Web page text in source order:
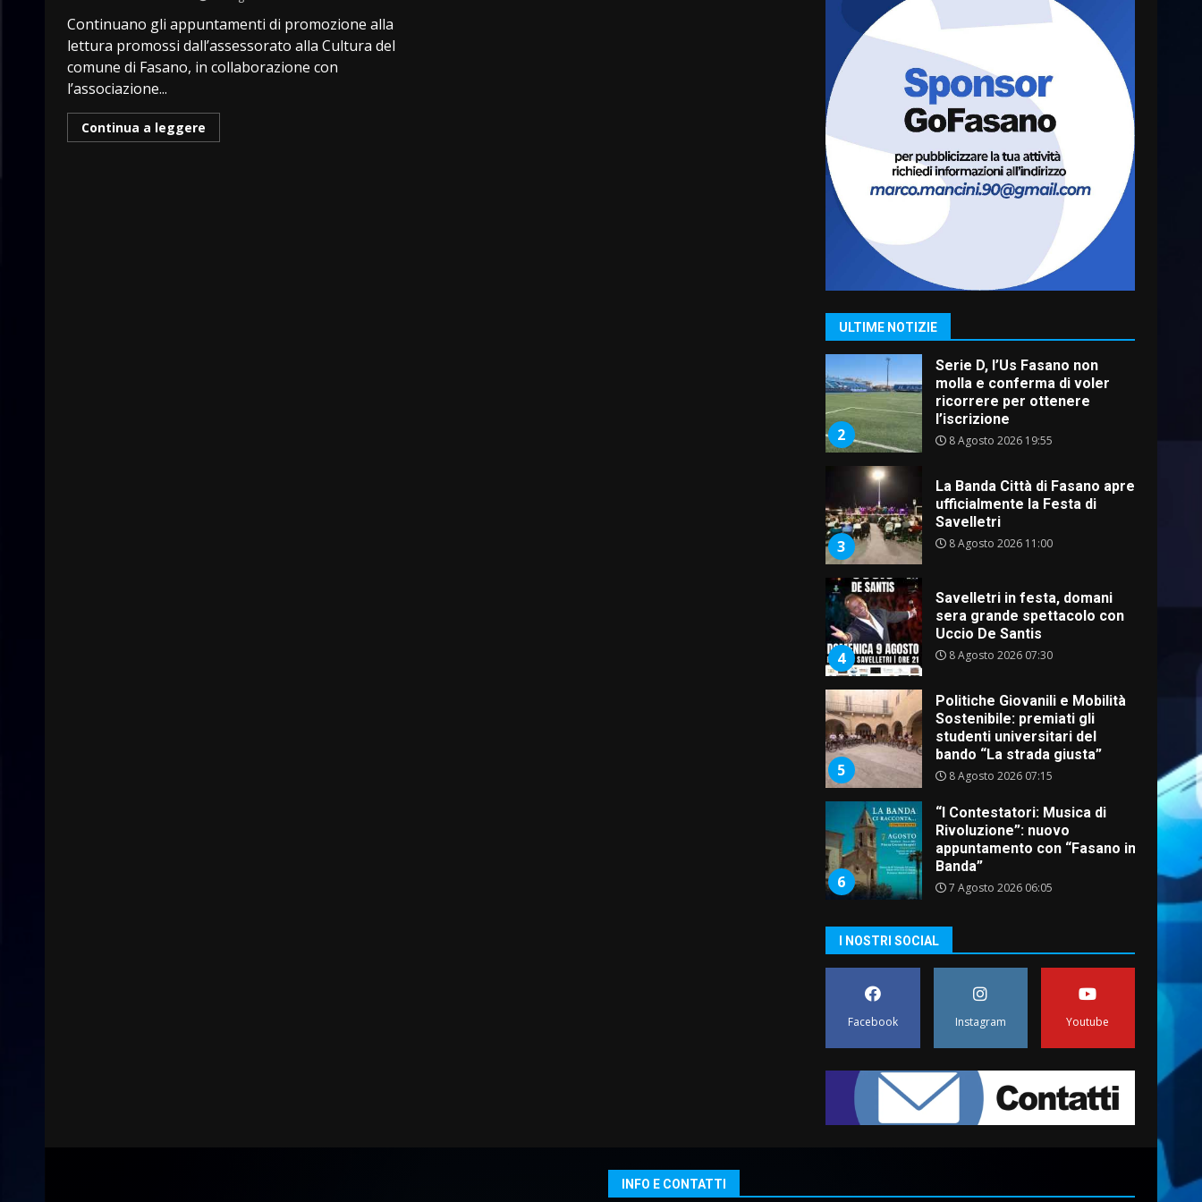
Continuano gli appuntamenti di promozione alla
lettura promossi dall’assessorato alla Cultura del
comune di Fasano, in collaborazione con
l’associazione...
Continua a leggere
ULTIME NOTIZIE
“I Contestatori: Musica di
appuntamento con “Fasano in
Banda”
7 Agosto 2026 06:05
7
US Fasano, Scianaro:
“Profonda amarezza per
esclusione dal campionato di
calcio”
7 Agosto 2026 06:00
1
Grande successo per la
“Sagra del Pesce Spada” a
2
Serie D, l’Us Fasano non
molla e conferma di voler
ricorrere per ottenere
l’iscrizione
8 Agosto 2026 19:55
3
La Banda Città di Fasano apre
ufficialmente la Festa di
Savelletri
8 Agosto 2026 11:00
4
Savelletri in festa, domani
sera grande spettacolo con
Uccio De Santis
8 Agosto 2026 07:30
5
Politiche Giovanili e Mobilità
Sostenibile: premiati gli
studenti universitari del
bando “La strada giusta”
8 Agosto 2026 07:15
6
“I Contestatori: Musica di
Rivoluzione”: nuovo
appuntamento con “Fasano in
Banda”
7 Agosto 2026 06:05
US Fasano, Scianaro:
“Profonda amarezza per
7 Agosto 2026 06:00
Grande successo per la
Savelletri
9 Agosto 2026 07:32
I NOSTRI SOCIAL
Facebook Instagram Youtube
INFO E CONTATTI